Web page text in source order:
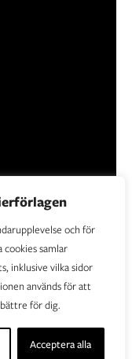
och för
cookies samlar
inklusive vilka sidor
används för att
för dig.
Acceptera alla